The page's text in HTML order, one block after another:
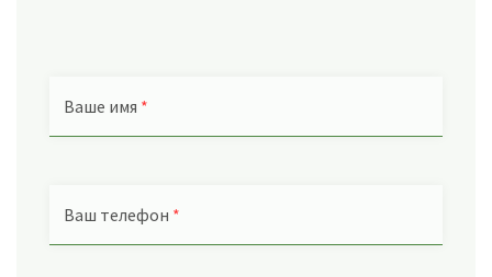
Ваше имя *
Ваш телефон *